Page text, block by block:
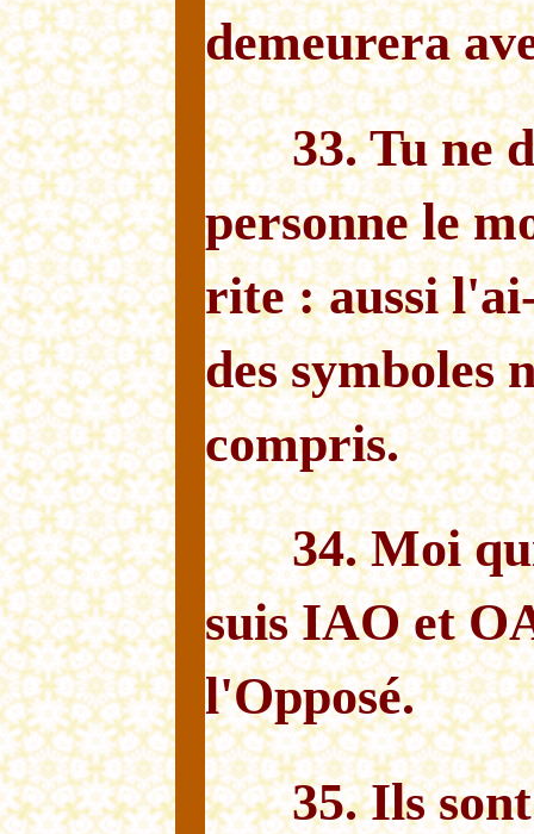
demeurera
33. Tu ne
personne le
rite : aussi
des symboles
compris.
34. Moi
suis IAO et
l'Opposé.
35. Ils